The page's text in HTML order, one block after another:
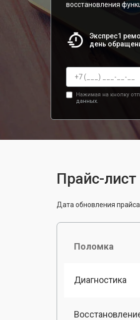
восстановления
Экспрес1
день
Нажимая на кнопку
данных.
Прайс-
Дата обновления
Поломка
Диагностика